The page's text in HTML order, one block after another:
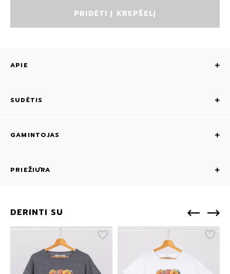
PRIDĖTI Į KREPŠELĮ
APIE
SUDĖTIS
GAMINTOJAS
PRIEŽIŪRA
DERINTI SU